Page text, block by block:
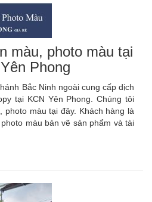
màu, photo màu tại
Phong
Bắc Ninh ngoài cung cấp dịch
tại KCN Yên Phong. Chúng tôi
photo màu tại đây. Khách hàng là
màu bản vẽ sản phẩm và tài